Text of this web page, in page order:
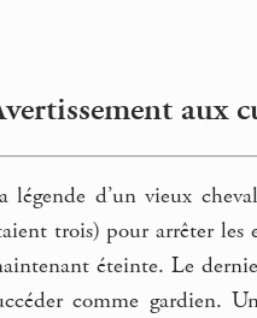
aux
légende d’un vieux
trois) pour arrêter les
éteinte. Le
comme gardien.